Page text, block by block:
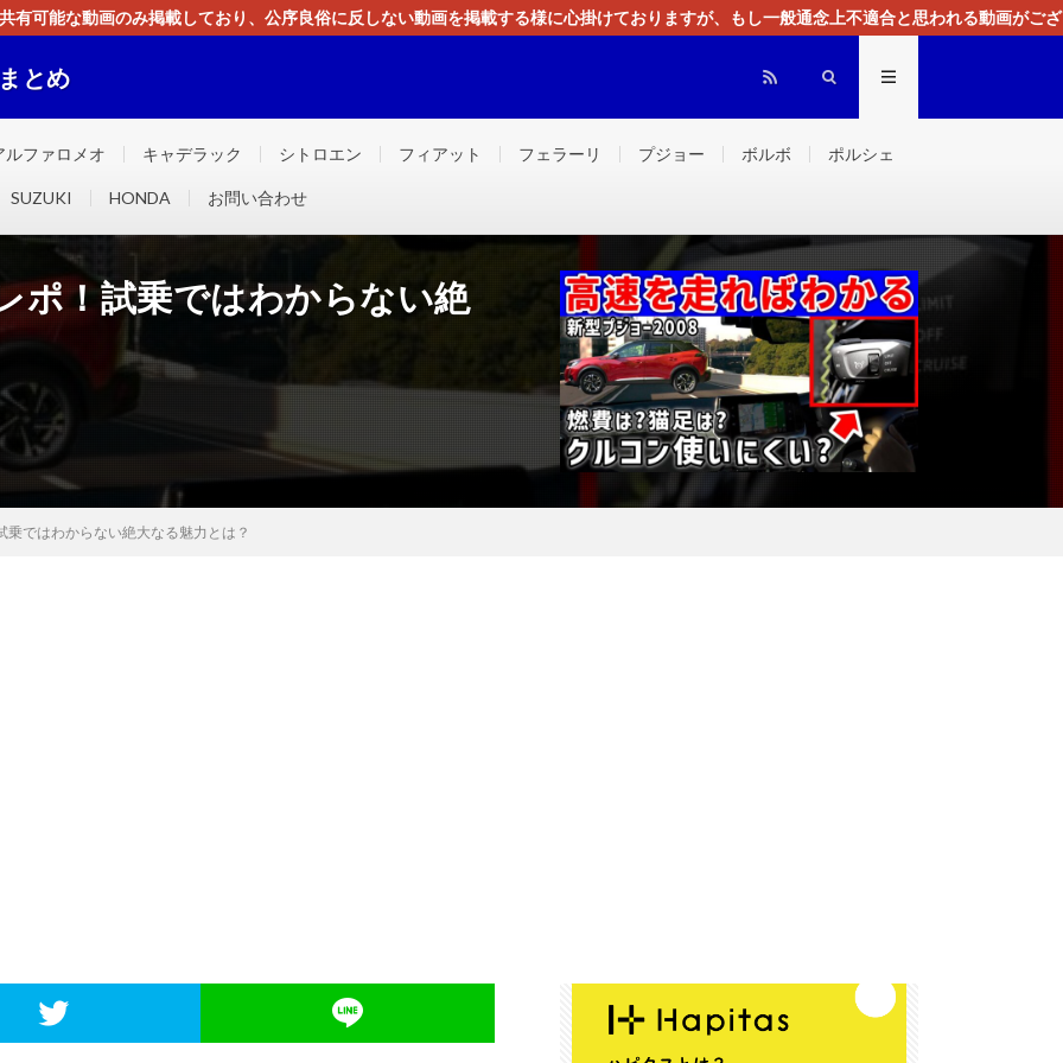
有可能な動画のみ掲載しており、公序良俗に反しない動画を掲載する様に心掛けておりますが、もし一般通念上不適合と思われる動画がござ
とめ
ルファロメオ キャデラック シトロエン フィアット フェラーリ プジョー ボルボ ポルシェ
SUZUKI HONDA お問い合わせ
ポ！試乗ではわからない絶
ではわからない絶大なる魅力とは？